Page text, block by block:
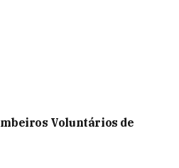
Voluntários de